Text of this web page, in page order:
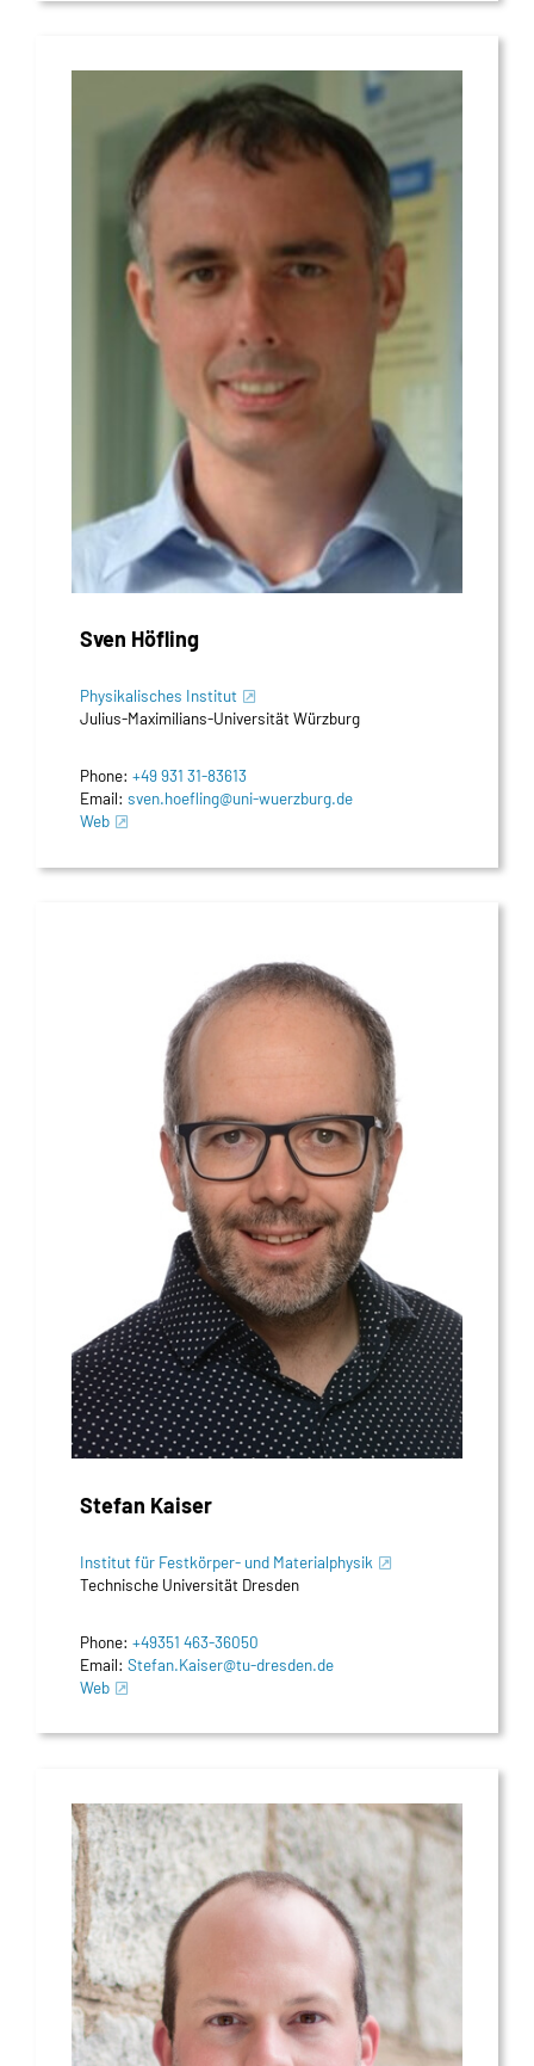
Sven Höfling
Physikalisches Institut
Julius-Maximilians-Universität Würzburg
Phone: +49 931 31-83613
Email: sven.hoefling@uni-wuerzburg.de
Web
Stefan Kaiser
Institut für Festkörper- und Materialphysik
Technische Universität Dresden
Phone: +49351 463-36050
Email: Stefan.Kaiser@tu-dresden.de
Web